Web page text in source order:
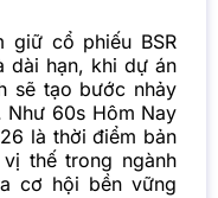
cổ phiếu BSR
dài hạn, khi dự án
sẽ tạo bước nhảy
60s Hôm Nay
là thời điểm bản
thế trong ngành
cơ hội bền vững